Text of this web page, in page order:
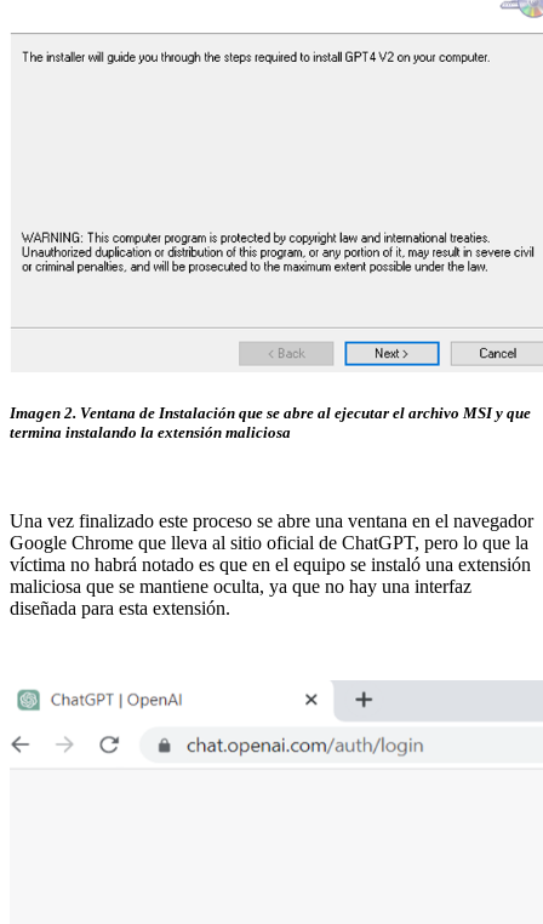
Imagen 2. Ventana de Instalación que se abre al ejecutar el archivo MSI y que
termina instalando la extensión maliciosa
Una vez finalizado este proceso se abre una ventana en el navegador
Google Chrome que lleva al sitio oficial de ChatGPT, pero lo que la
víctima no habrá notado es que en el equipo se instaló una extensión
maliciosa que se mantiene oculta, ya que no hay una interfaz
diseñada para esta extensión.